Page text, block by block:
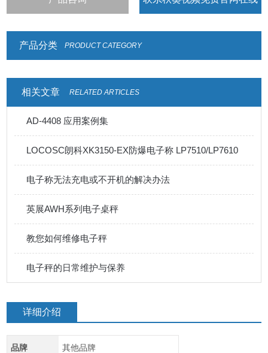
产品分类
PRODUCT CATEGORY
相关文章 RELATED ARTICLES
AD-4408 应用案例集
LOCOSC朗科XK3150-EX防爆电子称 LP7510/LP7610
电子称无法充电或不开机的解决办法
英展AWH系列电子桌秤
教您如何维修电子秤
电子秤的日常维护与保养
详细介绍
品牌 其他品牌